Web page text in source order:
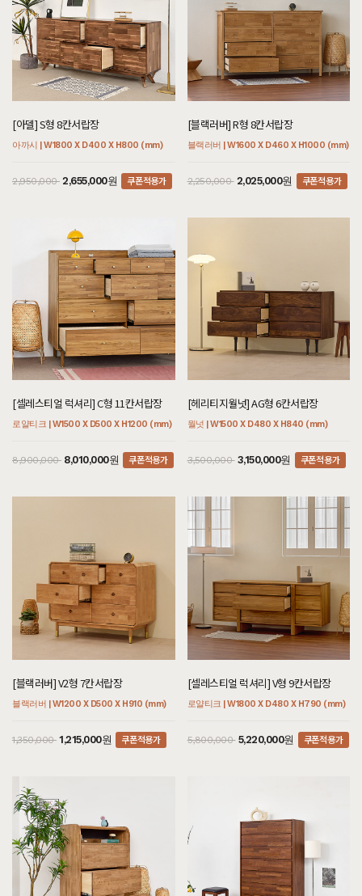
[아델] S형 8칸서랍장
아까시 | W1800 X D400 X H800 (mm)
2,950,000 2,655,000원 쿠폰적용가
[블랙러버] R형 8칸서랍장
블랙러버 | W1600 X D460 X H1000 (mm)
2,250,000 2,025,000원 쿠폰적용가
[셀레스티얼 럭셔리] C형 11칸서랍장
로얄티크 | W1500 X D500 X H1200 (mm)
8,900,000 8,010,000원 쿠폰적용가
[헤리티지월넛] AG형 6칸서랍장
월넛 | W1500 X D480 X H840 (mm)
3,500,000 3,150,000원 쿠폰적용가
[블랙러버] V2형 7칸서랍장
블랙러버 | W1200 X D500 X H910 (mm)
1,350,000 1,215,000원 쿠폰적용가
[셀레스티얼 럭셔리] V형 9칸서랍장
로얄티크 | W1800 X D480 X H790 (mm)
5,800,000 5,220,000원 쿠폰적용가